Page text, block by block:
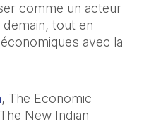
comme un acteur
tout en
avec la
, The Economic
New Indian